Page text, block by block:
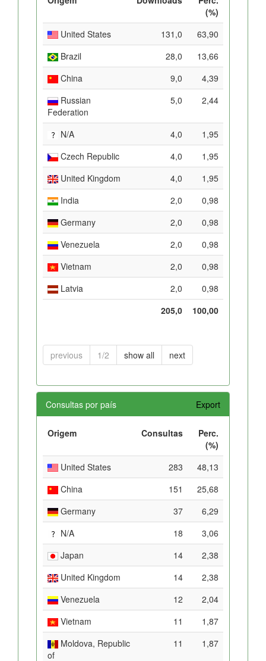
(%)
United States
131,0
63,90
Brazil
28,0
13,66
China
9,0
4,39
Russian
Federation
5,0 2,44
N/A 4,0
1,95
Czech Republic
4,0
1,95
United Kingdom
4,0
1,95
India
2,0
0,98
Germany
2,0
0,98
Venezuela
2,0
0,98
Vietnam
2,0
0,98
Latvia
2,0
0,98
205,0
100,00
previous 1/2 show all next
Consultas por país Export
Origem Consultas
Perc.
(%)
United States
283
48,13
China
151
25,68
Germany
37
6,29
N/A
18
3,06
Japan
14
2,38
United Kingdom
14
2,38
Venezuela
12
2,04
Vietnam
11
1,87
Moldova, Republic
of
11 1,87